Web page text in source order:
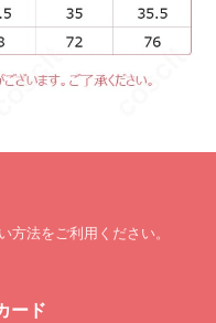
方法をご利用ください。
ード